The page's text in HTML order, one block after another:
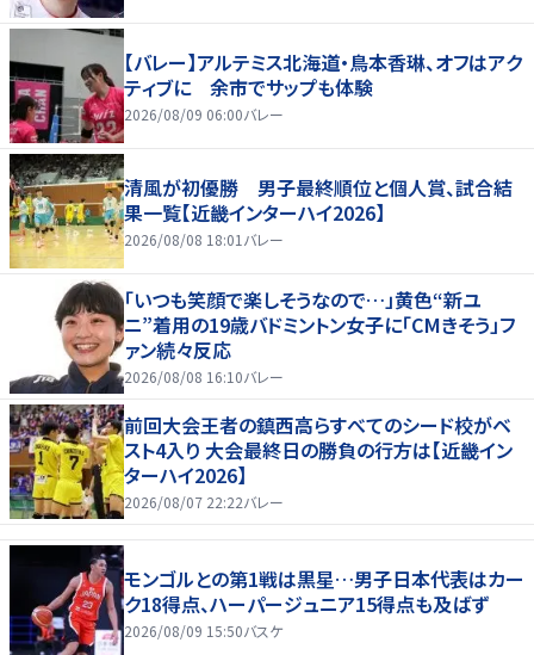
【バレー】アルテミス北海道・鳥本香琳、オフはアク
ティブに 余市でサップも体験
2026/08/09 06:00バレー
清風が初優勝 男子最終順位と個人賞、試合結
果一覧【近畿インターハイ2026】
2026/08/08 18:01 バレー
「いつも笑顔で楽しそうなので…」黄色“新ユ
ニ”着用の19歳バドミントン女子に「CMきそう」フ
ァン続々反応
2026/08/08 16:10バレー
前回大会王者の鎮西高らすべてのシード校がベ
スト4入り 大会最終日の勝負の行方は【近畿イン
ターハイ2026】
2026/08/07 22:22バレー
モンゴルとの第1戦は黒星…男子日本代表はカー
ク18得点、ハーパージュニア15得点も及ばず
2026/08/09 15:50バスケ